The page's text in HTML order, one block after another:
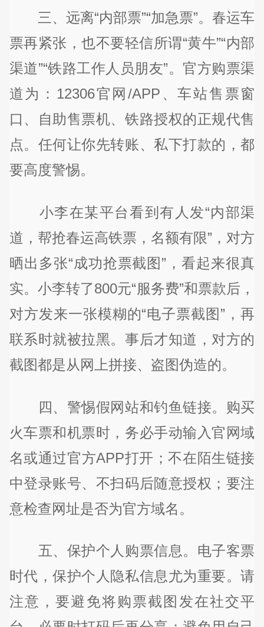
三、远离“内部票”“加急票”。春运车
票再紧张，也不要轻信所谓“黄牛”“内部
渠道”“铁路工作人员朋友”。官方购票渠
道为：12306官网/APP、车站售票窗
口、自助售票机、铁路授权的正规代售
点。任何让你先转账、私下打款的，都
要高度警惕。
小李在某平台看到有人发“内部渠
道，帮抢春运高铁票，名额有限”，对方
晒出多张“成功抢票截图”，看起来很真
实。小李转了800元“服务费”和票款后，
对方发来一张模糊的“电子票截图”，再
联系时就被拉黑。事后才知道，对方的
截图都是从网上拼接、盗图伪造的。
四、警惕假网站和钓鱼链接。购买
火车票和机票时，务必手动输入官网域
名或通过官方APP打开；不在陌生链接
中登录账号、不扫码后随意授权；要注
意检查网址是否为官方域名。
五、保护个人购票信息。电子客票
时代，保护个人隐私信息尤为重要。请
注意，要避免将购票截图发在社交平